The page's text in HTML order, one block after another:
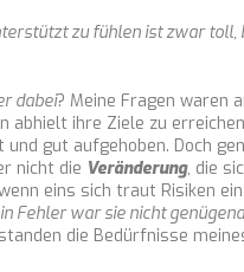
zu fühlen ist zwar
dabei? Meine Fragen waren
abhielt ihre Ziele zu
gut aufgehoben. Doch
nicht die Veränderung, die
eins sich traut Risiken
Fehler war sie nicht
die Bedürfnisse